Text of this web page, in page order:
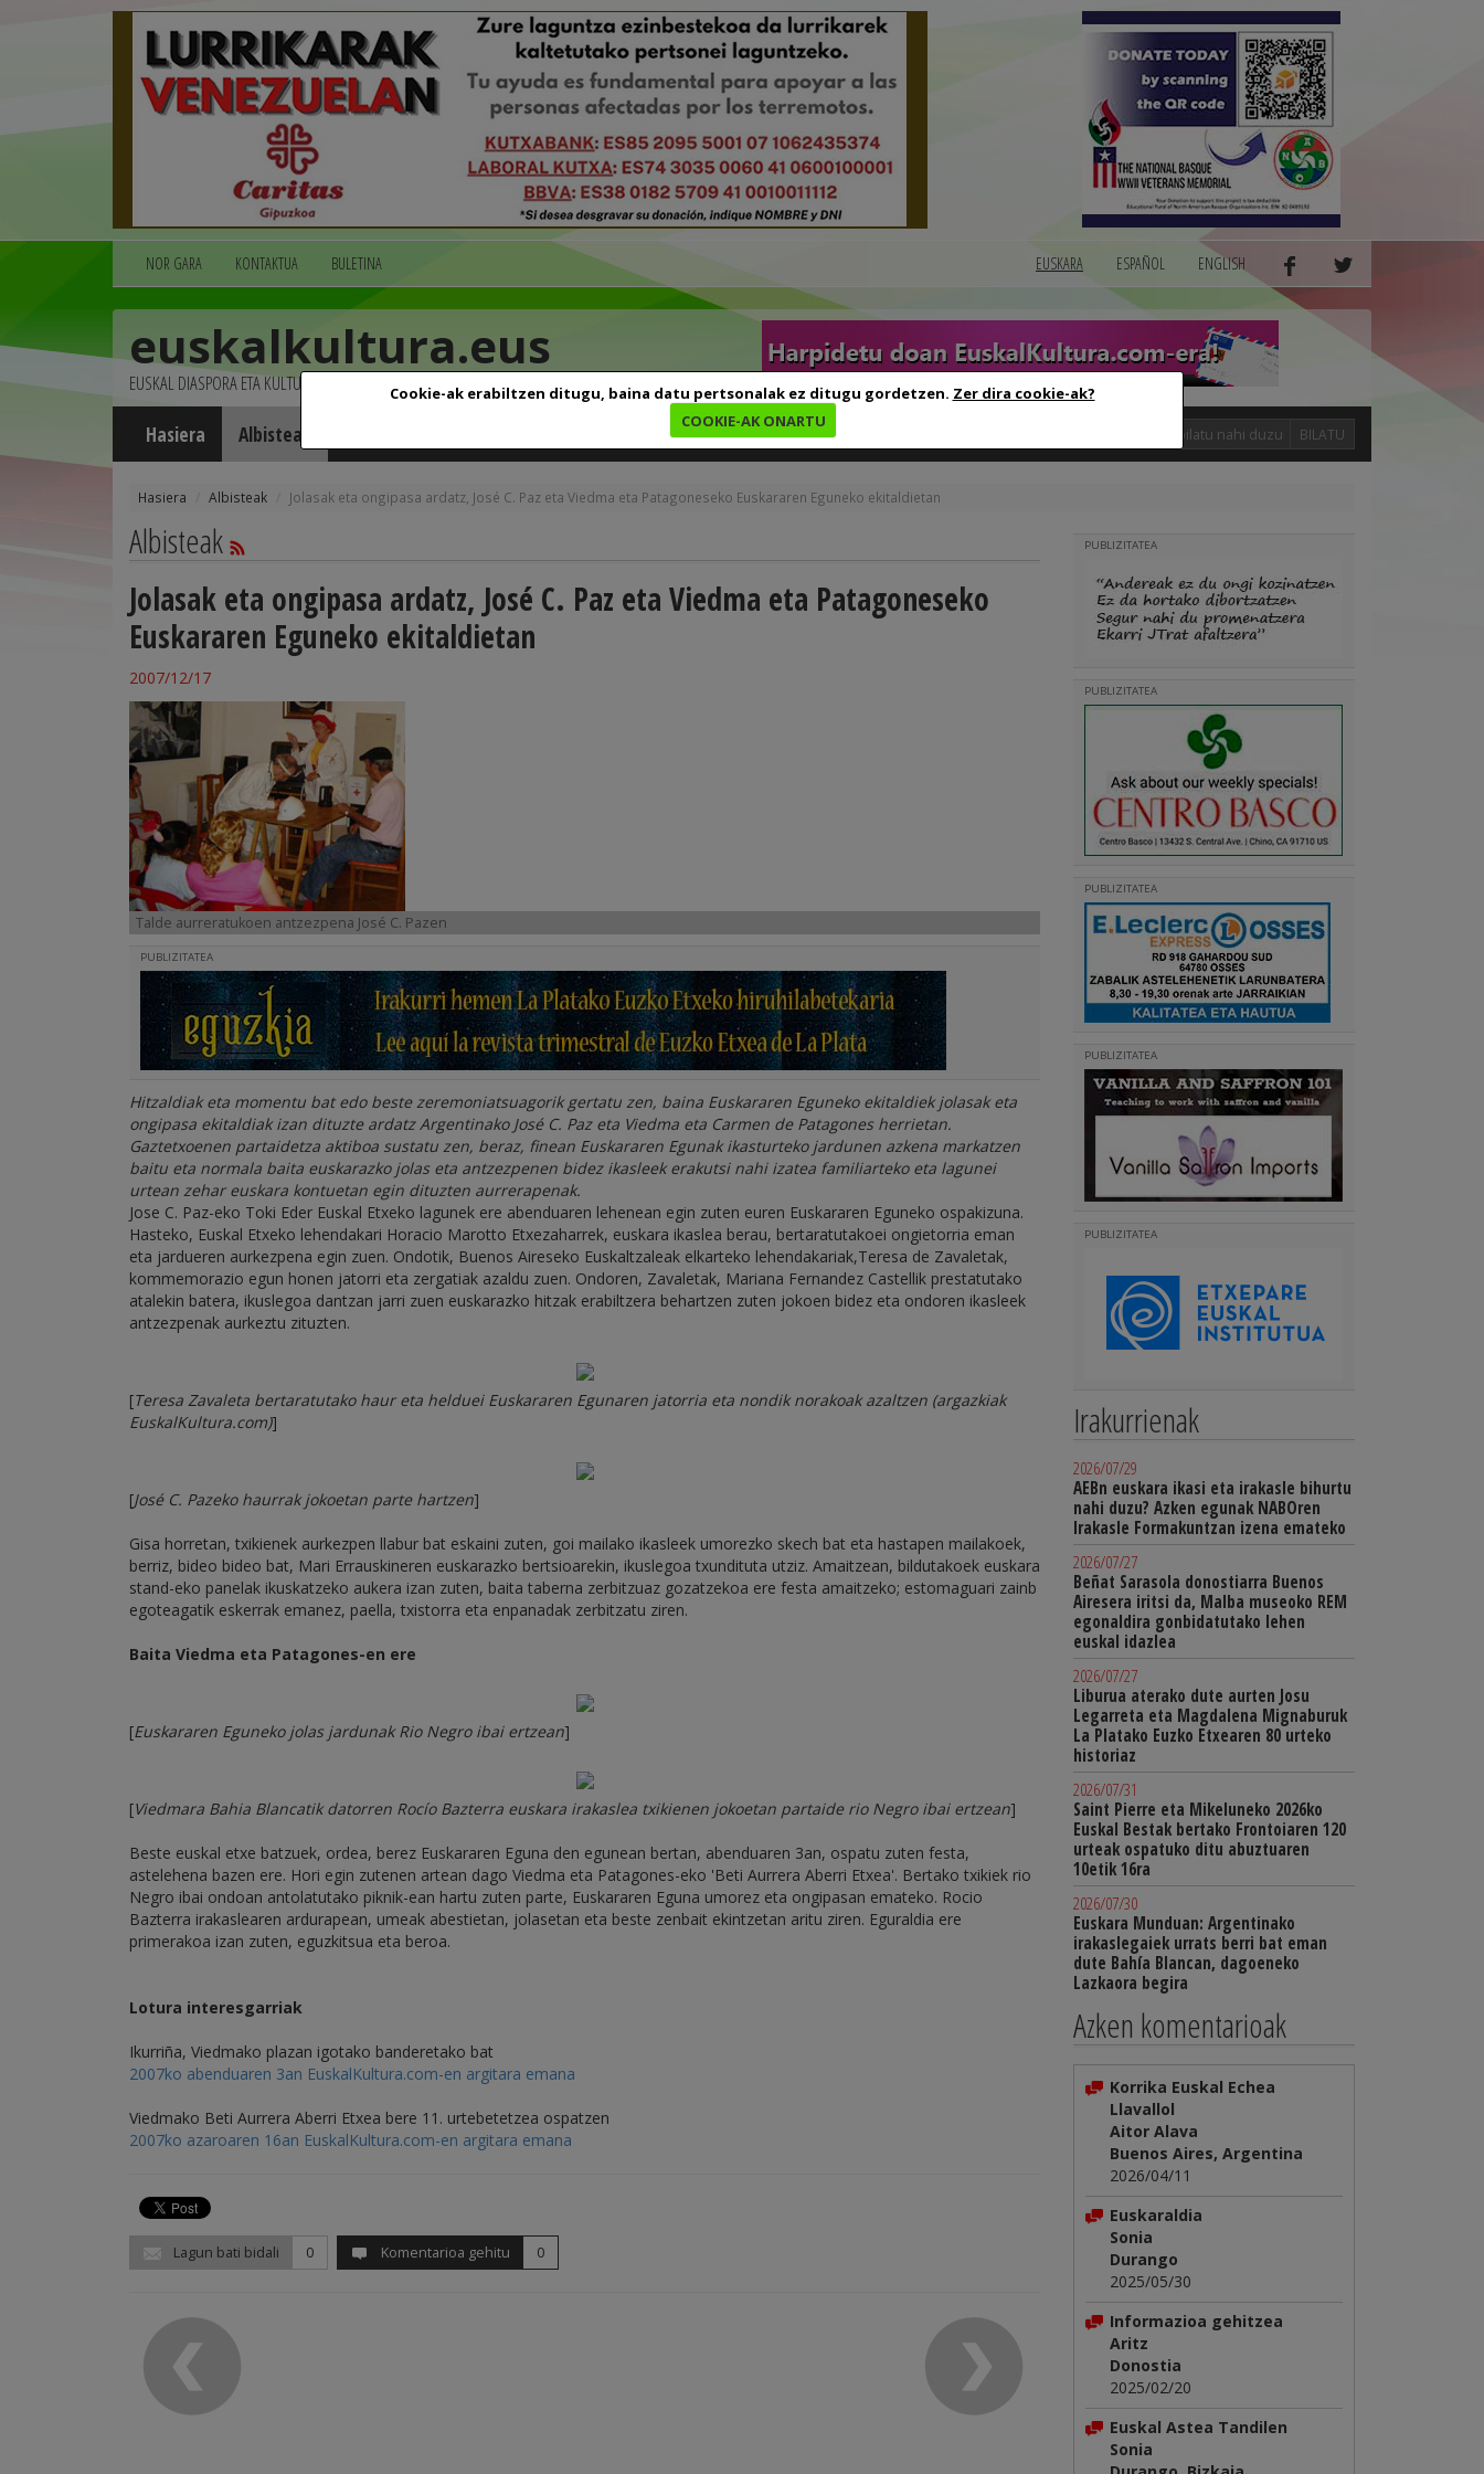
Cookie-ak erabiltzen ditugu, baina datu pertsonalak ez ditugu gordetzen. Zer dira cookie-ak?
COOKIE-AK ONARTU
NOR GARA KONTAKTUA BULETINA EUSKARA ESPAÑOL ENGLISH
euskalkultura.eus
EUSKAL DIASPORA ETA KULTURA
Hasiera Albisteak Euskara ikasten BILATU
Hasiera Albisteak Jolasak eta ongipasa ardatz, José C. Paz eta Viedma eta Patagoneseko Euskararen Eguneko ekitaldietan
Albisteak
Jolasak eta ongipasa ardatz, José C. Paz eta Viedma eta Patagoneseko
Euskararen Eguneko ekitaldietan
2007/12/17
Talde aurreratukoen antzezpena José C. Pazen
PUBLIZITATEA
Hitzaldiak eta momentu bat edo beste zeremoniatsuagorik gertatu zen, baina Euskararen Eguneko ekitaldiek jolasak eta
ongipasa ekitaldiak izan dituzte ardatz Argentinako José C. Paz eta Viedma eta Carmen de Patagones herrietan.
Gaztetxoenen partaidetza aktiboa sustatu zen, beraz, finean Euskararen Egunak ikasturteko jardunen azkena markatzen
baitu eta normala baita euskarazko jolas eta antzezpenen bidez ikasleek erakutsi nahi izatea familiarteko eta lagunei
urtean zehar euskara kontuetan egin dituzten aurrerapenak.
Jose C. Paz-eko Toki Eder Euskal Etxeko lagunek ere abenduaren lehenean egin zuten euren Euskararen Eguneko ospakizuna.
Hasteko, Euskal Etxeko lehendakari Horacio Marotto Etxezaharrek, euskara ikaslea berau, bertaratutakoei ongietorria eman
eta jardueren aurkezpena egin zuen. Ondotik, Buenos Aireseko Euskaltzaleak elkarteko lehendakariak,Teresa de Zavaletak,
kommemorazio egun honen jatorri eta zergatiak azaldu zuen. Ondoren, Zavaletak, Mariana Fernandez Castellik prestatutako
atalekin batera, ikuslegoa dantzan jarri zuen euskarazko hitzak erabiltzera behartzen zuten jokoen bidez eta ondoren ikasleek
antzezpenak aurkeztu zituzten.
[Teresa Zavaleta bertaratutako haur eta helduei Euskararen Egunaren jatorria eta nondik norakoak azaltzen (argazkiak
EuskalKultura.com)]
[José C. Pazeko haurrak jokoetan parte hartzen]
Gisa horretan, txikienek aurkezpen llabur bat eskaini zuten, goi mailako ikasleek umorezko skech bat eta hastapen mailakoek,
berriz, bideo bideo bat, Mari Errauskineren euskarazko bertsioarekin, ikuslegoa txundituta utziz. Amaitzean, bildutakoek euskara
stand-eko panelak ikuskatzeko aukera izan zuten, baita taberna zerbitzuaz gozatzekoa ere festa amaitzeko; estomaguari zainb
egoteagatik eskerrak emanez, paella, txistorra eta enpanadak zerbitzatu ziren.
Baita Viedma eta Patagones-en ere
[Euskararen Eguneko jolas jardunak Rio Negro ibai ertzean]
[Viedmara Bahia Blancatik datorren Rocío Bazterra euskara irakaslea txikienen jokoetan partaide rio Negro ibai ertzean]
Beste euskal etxe batzuek, ordea, berez Euskararen Eguna den egunean bertan, abenduaren 3an, ospatu zuten festa,
astelehena bazen ere. Hori egin zutenen artean dago Viedma eta Patagones-eko 'Beti Aurrera Aberri Etxea'. Bertako txikiek rio
Negro ibai ondoan antolatutako piknik-ean hartu zuten parte, Euskararen Eguna umorez eta ongipasan emateko. Rocio
Bazterra irakaslearen ardurapean, umeak abestietan, jolasetan eta beste zenbait ekintzetan aritu ziren. Eguraldia ere
primerakoa izan zuten, eguzkitsua eta beroa.
Lotura interesgarriak
Ikurriña, Viedmako plazan igotako banderetako bat
2007ko abenduaren 3an EuskalKultura.com-en argitara emana
Viedmako Beti Aurrera Aberri Etxea bere 11. urtebetetzea ospatzen
2007ko azaroaren 16an EuskalKultura.com-en argitara emana
Lagun bati bidali 0 Komentarioa gehitu 0
PUBLIZITATEA
PUBLIZITATEA
PUBLIZITATEA
PUBLIZITATEA
PUBLIZITATEA
Irakurrienak
2026/07/29
AEBn euskara ikasi eta irakasle bihurtu
nahi duzu? Azken egunak NABOren
Irakasle Formakuntzan izena emateko
2026/07/27
Beñat Sarasola donostiarra Buenos
Airesera iritsi da, Malba museoko REM
egonaldira gonbidatutako lehen
euskal idazlea
2026/07/27
Liburua aterako dute aurten Josu
Legarreta eta Magdalena Mignaburuk
La Platako Euzko Etxearen 80 urteko
historiaz
2026/07/31
Saint Pierre eta Mikeluneko 2026ko
Euskal Bestak bertako Frontoiaren 120
urteak ospatuko ditu abuztuaren
10etik 16ra
2026/07/30
Euskara Munduan: Argentinako
irakaslegaiek urrats berri bat eman
dute Bahía Blancan, dagoeneko
Lazkaora begira
Azken komentarioak
Korrika Euskal Echea
Llavallol
Aitor Alava
Buenos Aires, Argentina
2026/04/11
Euskaraldia
Sonia
Durango
2025/05/30
Informazioa gehitzea
Aritz
Donostia
2025/02/20
Euskal Astea Tandilen
Sonia